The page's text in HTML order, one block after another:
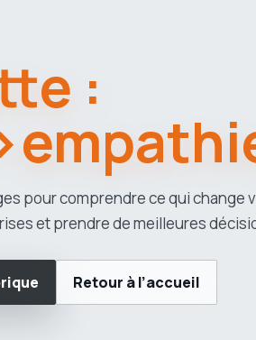
:
pour comprendre ce qui change
et prendre de meilleures
Retour à l’accueil